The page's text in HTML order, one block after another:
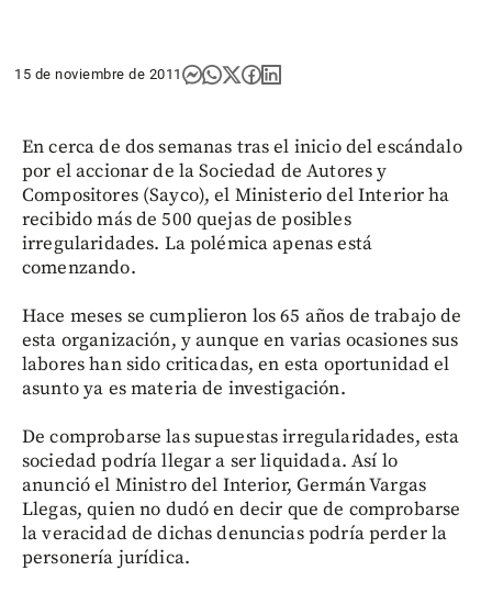
15 de noviembre de 2011
En cerca de dos semanas tras el inicio del escándalo
por el accionar de la Sociedad de Autores y
Compositores (Sayco), el Ministerio del Interior ha
recibido más de 500 quejas de posibles
irregularidades. La polémica apenas está
comenzando.
Hace meses se cumplieron los 65 años de trabajo de
esta organización, y aunque en varias ocasiones sus
labores han sido criticadas, en esta oportunidad el
asunto ya es materia de investigación.
De comprobarse las supuestas irregularidades, esta
sociedad podría llegar a ser liquidada. Así lo
anunció el Ministro del Interior, Germán Vargas
Llegas, quien no dudó en decir que de comprobarse
la veracidad de dichas denuncias podría perder la
personería jurídica.